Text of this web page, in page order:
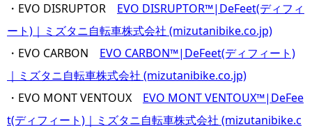
・EVO DISRUPTOR EVO DISRUPTOR™|DeFeet(ディフィ
ート)｜ミズタニ自転車株式会社 (mizutanibike.co.jp)
・EVO CARBON EVO CARBON™|DeFeet(ディフィート)
｜ミズタニ自転車株式会社 (mizutanibike.co.jp)
・EVO MONT VENTOUX EVO MONT VENTOUX™|DeFee
t(ディフィート)｜ミズタニ自転車株式会社 (mizutanibike.c